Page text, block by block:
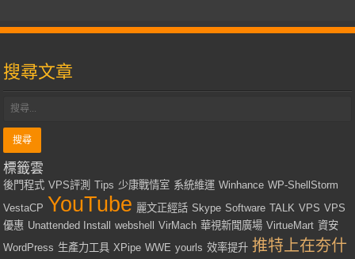
搜尋文章
標籤雲
後門程式 VPS評測 Tips 少康戰情室 系統維運 Winhance WP-ShellStorm
VestaCP YouTube 麗文正經話 Skype Software TALK VPS VPS
優惠 Unattended Install webshell VirMach 華視新聞廣場 VirtueMart 資安
WordPress 生產力工具 XPipe WWE yourls 效率提升 推特上在夯什